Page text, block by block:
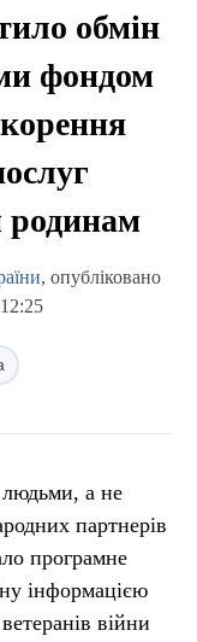
обмін
фондом
родинам
, опубліковано
людьми, а не
партнерів
програмне
інформацією
війни